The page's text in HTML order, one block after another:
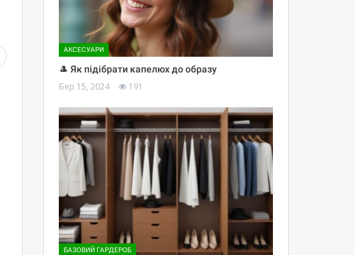
АКСЕСУАРИ
🎩 Як підібрати капелюх до образу
Бер 15, 2024 191
БАЗОВИЙ ГАРДЕРОБ